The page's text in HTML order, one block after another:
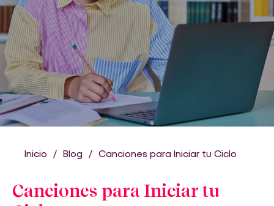
Inicio Blog Canciones para Iniciar tu Ciclo
Canciones para Iniciar tu